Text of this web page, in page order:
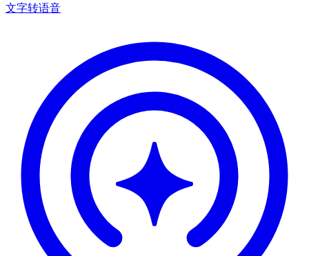
文字转语音